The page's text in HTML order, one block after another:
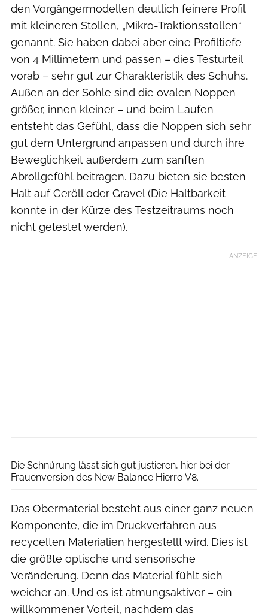
den Vorgängermodellen deutlich feinere Profil
mit kleineren Stollen, „Mikro-Traktionsstollen“
genannt. Sie haben dabei aber eine Profiltiefe
von 4 Millimetern und passen – dies Testurteil
vorab – sehr gut zur Charakteristik des Schuhs.
Außen an der Sohle sind die ovalen Noppen
größer, innen kleiner – und beim Laufen
entsteht das Gefühl, dass die Noppen sich sehr
gut dem Untergrund anpassen und durch ihre
Beweglichkeit außerdem zum sanften
Abrollgefühl beitragen. Dazu bieten sie besten
Halt auf Geröll oder Gravel (Die Haltbarkeit
konnte in der Kürze des Testzeitraums noch
nicht getestet werden).
ANZEIGE
Die Schnürung lässt sich gut justieren, hier bei der
Frauenversion des New Balance Hierro V8.
Das Obermaterial besteht aus einer ganz neuen
Komponente, die im Druckverfahren aus
recycelten Materialien hergestellt wird. Dies ist
die größte optische und sensorische
Veränderung. Denn das Material fühlt sich
weicher an. Und es ist atmungsaktiver – ein
willkommener Vorteil, nachdem das